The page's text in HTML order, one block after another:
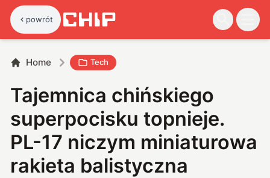
powrót
Home Tech
Tajemnica chińskiego
superpocisku topnieje.
PL-17 niczym miniaturowa
rakieta balistyczna